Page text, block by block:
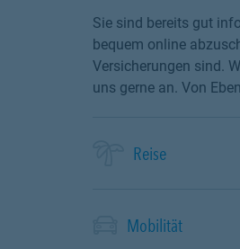
Sie sind bereits gut
bequem online
Versicherungen sind.
uns gerne an. Von
Reise
Mobilität